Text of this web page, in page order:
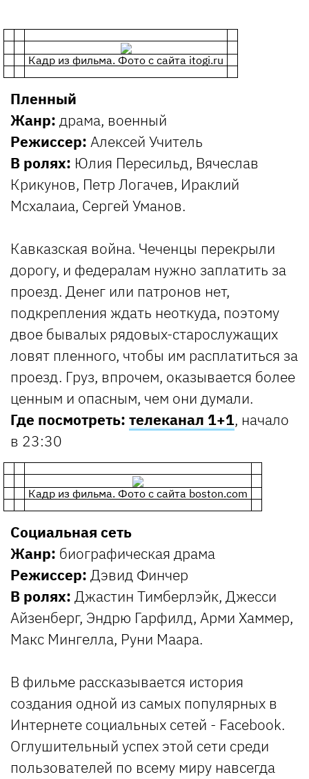
Кадр из фильма. Фото с сайта itogi.ru
Пленный
Жанр: драма, военный
Режиссер: Алексей Учитель
В ролях: Юлия Пересильд, Вячеслав
Крикунов, Петр Логачев, Ираклий
Мсхалаиа, Сергей Уманов.
Кавказская война. Чеченцы перекрыли
дорогу, и федералам нужно заплатить за
проезд. Денег или патронов нет,
подкрепления ждать неоткуда, поэтому
двое бывалых рядовых-старослужащих
ловят пленного, чтобы им расплатиться за
проезд. Груз, впрочем, оказывается более
ценным и опасным, чем они думали.
Где посмотреть: телеканал 1+1, начало
в 23:30
Кадр из фильма. Фото с сайта boston.com
Социальная сеть
Жанр: биографическая драма
Режиссер: Дэвид Финчер
В ролях: Джастин Тимберлэйк, Джесси
Айзенберг, Эндрю Гарфилд, Арми Хаммер,
Макс Мингелла, Руни Маара.
В фильме рассказывается история
создания одной из самых популярных в
Интернете социальных сетей - Facebook.
Оглушительный успех этой сети среди
пользователей по всему миру навсегда